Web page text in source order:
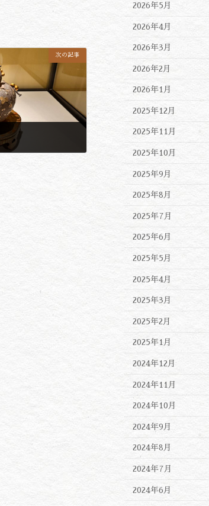
次の記事
2026年5月
2026年4月
2026年3月
2026年2月
2026年1月
2025年12月
2025年11月
2025年10月
2025年9月
2025年8月
2025年7月
2025年6月
2025年5月
2025年4月
2025年3月
2025年2月
2025年1月
2024年12月
2024年11月
2024年10月
2024年9月
2024年8月
2024年7月
2024年6月